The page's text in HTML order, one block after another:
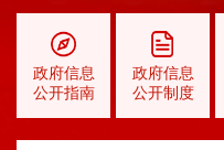
政府信息
公开指南
政府信息
公开制度